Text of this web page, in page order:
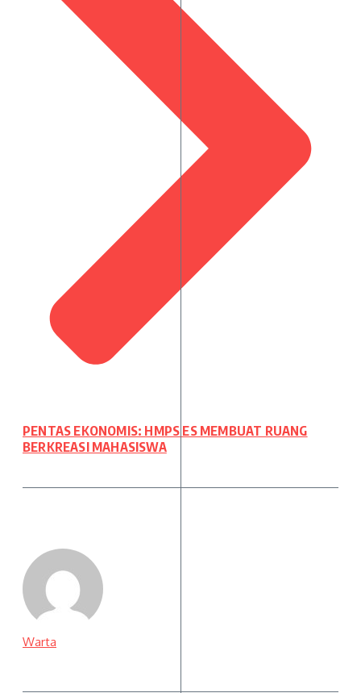
PENTAS EKONOMIS: HMPS ES MEMBUAT RUANG
BERKREASI MAHASISWA
Warta